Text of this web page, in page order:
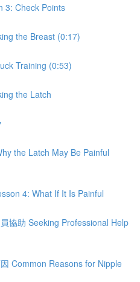
3: Check Points
the Breast (0:17)
Training (0:53)
the Latch
the Latch May Be Painful
4: What If It Is Painful
協助 Seeking Professional Help
Common Reasons for Nipple